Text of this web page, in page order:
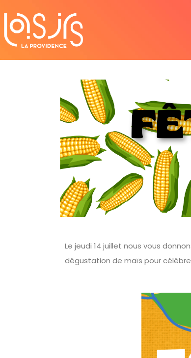
Le jeudi 14 juillet nous vous
dégustation de maïs pour